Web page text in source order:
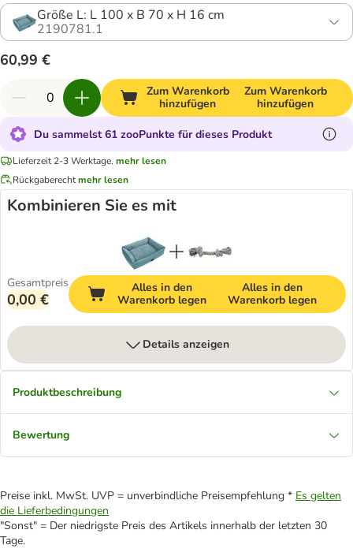
Größe L: L 100 x B 70 x H 16 cm
2190781.1
60,99 €
Zum Warenkorb
hinzufügen
Zum Warenkorb
hinzufügen
Du sammelst 61 zooPunkte für dieses Produkt
Lieferzeit 2-3 Werktage. mehr lesen
Rückgaberechtmehr lesen
Kombinieren Sie es mit
Gesamtpreis
0,00 €
Alles in den
Warenkorb legen
Alles in den
Warenkorb legen
Details anzeigen
Produktbeschreibung
Bewertung
Preise inkl. MwSt. UVP = unverbindliche Preisempfehlung * Es gelten
die Lieferbedingungen
"Sonst" = Der niedrigste Preis des Artikels innerhalb der letzten 30
Tage.